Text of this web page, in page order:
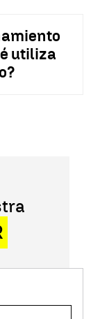
utiliza